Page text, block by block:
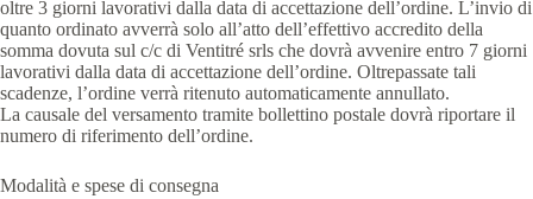
oltre 3 giorni lavorativi dalla data di accettazione dell’ordine. L’invio di
quanto ordinato avverrà solo all’atto dell’effettivo accredito della
somma dovuta sul c/c di Ventitré srls che dovrà avvenire entro 7 giorni
lavorativi dalla data di accettazione dell’ordine. Oltrepassate tali
scadenze, l’ordine verrà ritenuto automaticamente annullato.
La causale del versamento tramite bollettino postale dovrà riportare il
numero di riferimento dell’ordine.
Modalità e spese di consegna